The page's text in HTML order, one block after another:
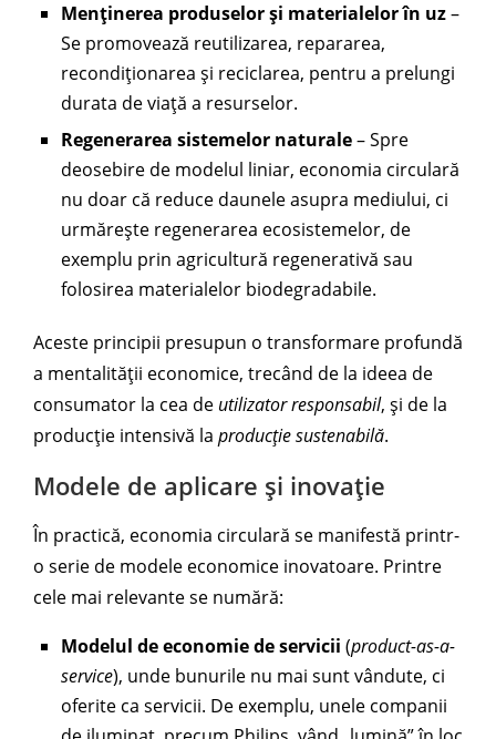
Menținerea produselor și materialelor în uz–
Se promovează reutilizarea, repararea,
recondiționarea și reciclarea, pentru a prelungi
durata de viață a resurselor.
Regenerarea sistemelor naturale– Spre
deosebire de modelul liniar, economia circulară
nu doar că reduce daunele asupra mediului, ci
urmărește regenerarea ecosistemelor, de
exemplu prin agricultură regenerativă sau
folosirea materialelor biodegradabile.
Aceste principii presupun o transformare profundă
a mentalității economice, trecând de la ideea de
consumator la cea de utilizator responsabil, și de la
producție intensivă la producție sustenabilă.
Modele de aplicare și inovație
În practică, economia circulară se manifestă printr-
o serie de modele economice inovatoare. Printre
cele mai relevante se numără:
Modelul de economie de servicii (product-as-a-
service), unde bunurile nu mai sunt vândute, ci
oferite ca servicii. De exemplu, unele companii